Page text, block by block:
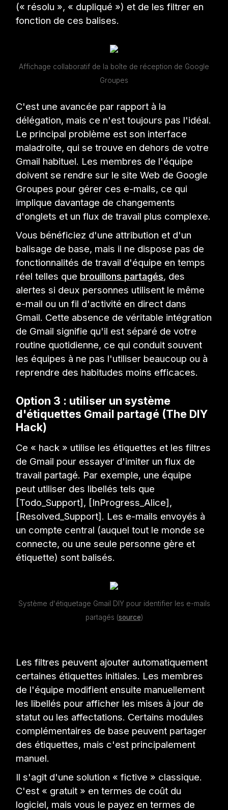
(« résolu », « dupliqué ») et de les filtrer en
fonction de ces balises.
Affichage collaboratif de la boîte de réception de Google
Groupes
C'est une avancée par rapport à la
délégation, mais ce n'est toujours pas l'idéal.
Le principal problème est son interface
maladroite, qui se trouve en dehors de votre
Gmail habituel. Les membres de l'équipe
doivent se rendre sur le site Web de Google
Groupes pour gérer ces e-mails, ce qui
implique davantage de changements
d'onglets et un flux de travail plus complexe.
Vous bénéficiez d'une attribution et d'un
balisage de base, mais il ne dispose pas de
fonctionnalités de travail d'équipe en temps
réel telles que brouillons partagés, des
alertes si deux personnes utilisent le même
e-mail ou un fil d'activité en direct dans
Gmail. Cette absence de véritable intégration
de Gmail signifie qu'il est séparé de votre
routine quotidienne, ce qui conduit souvent
les équipes à ne pas l'utiliser beaucoup ou à
reprendre des habitudes moins efficaces.
Option 3 : utiliser un système
d'étiquettes Gmail partagé (The DIY
Hack)
Ce « hack » utilise les étiquettes et les filtres
de Gmail pour essayer d'imiter un flux de
travail partagé. Par exemple, une équipe
peut utiliser des libellés tels que
[Todo_Support], [InProgress_Alice],
[Resolved_Support]. Les e-mails envoyés à
un compte central (auquel tout le monde se
connecte, ou une seule personne gère et
étiquette) sont balisés.
Système d'étiquetage Gmail DIY pour identifier les e-mails
partagés (source)
Les filtres peuvent ajouter automatiquement
certaines étiquettes initiales. Les membres
de l'équipe modifient ensuite manuellement
les libellés pour afficher les mises à jour de
statut ou les affectations. Certains modules
complémentaires de base peuvent partager
des étiquettes, mais c'est principalement
manuel.
Il s'agit d'une solution « fictive » classique.
C'est « gratuit » en termes de coût du
logiciel, mais vous le payez en termes de